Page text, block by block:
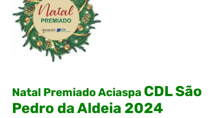
Natal Premiado Aciaspa CDL São
Pedro da Aldeia 2024